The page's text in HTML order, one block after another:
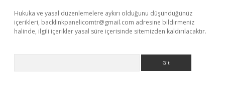
Hukuka ve yasal düzenlemelere aykırı olduğunu düşündüğünüz
içerikleri, backlinkpanelicomtr@gmail.com adresine bildirmeniz
halinde, ilgili içerikler yasal süre içerisinde sitemizden kaldırılacaktır.